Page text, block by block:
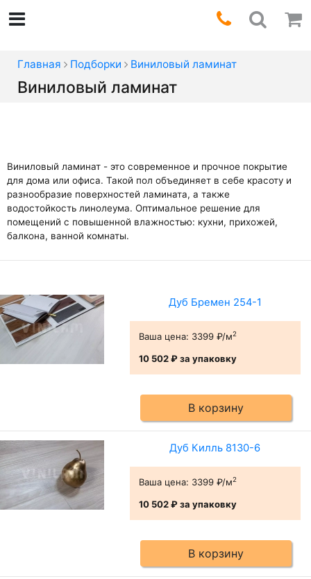
Главная Подборки Виниловый ламинат
Виниловый ламинат
Виниловый ламинат - это современное и прочное покрытие
для дома или офиса. Такой пол объединяет в себе красоту и
разнообразие поверхностей ламината, а также
водостойкость линолеума. Оптимальное решение для
помещений с повышенной влажностью: кухни, прихожей,
балкона, ванной комнаты.
Дуб Бремен 254-1
Ваша цена: 3399 ₽/м2
10 502 ₽за упаковку
В корзину
Дуб Килль 8130-6
Ваша цена: 3399 ₽/м2
10 502 ₽за упаковку
В корзину